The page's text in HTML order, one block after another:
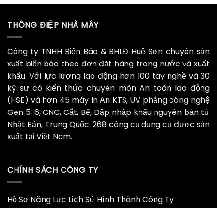
THÔNG ĐIỆP NHÀ MÁY
Công ty TNHH Biển Báo & BHLĐ Huệ Sơn chuyên sản
xuất biển báo theo đơn đặt hàng trong nước và xuất
khẩu. Với lực lượng lao động hơn 100 tay nghề và 30
kỹ sư có kiến thức chuyên môn An toàn lao động
(HSE) và hơn 45 máy In Ấn KTS, UV phẳng công nghệ
Gen 5, 6, CNC, Cắt, Bế, Dập nhập khẩu nguyên bản từ
Nhật Bản, Trung Quốc. 268 công cụ dụng cụ được sản
xuất tại Việt Nam.
CHÍNH SÁCH CÔNG TY
Hồ Sơ Năng Lực Lịch Sử Hình Thành Công Ty